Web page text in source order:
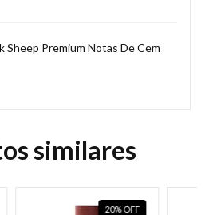
Sheep Premium Notas De Cem
similares
20%OFF